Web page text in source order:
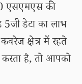
एसएमएस की
5जी डेटा का लाभ
क्षेत्र में रहते
है, तो आपको